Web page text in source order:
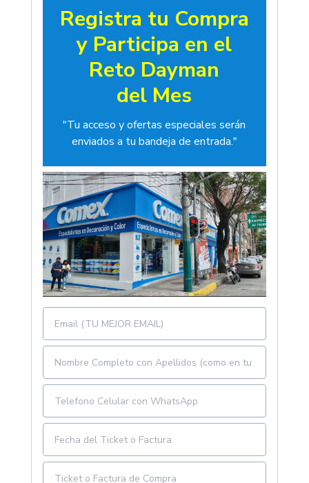
Registra tu Compra
y Participa en el
Reto Dayman
del Mes
"Tu acceso y ofertas especiales serán
enviados a tu bandeja de entrada."